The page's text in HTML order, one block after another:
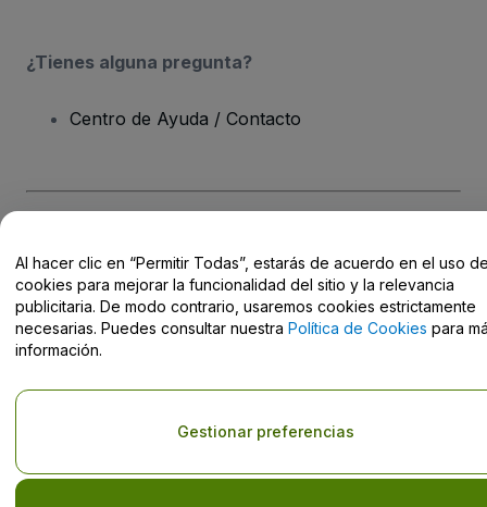
¿Tienes alguna pregunta?
Centro de Ayuda / Contacto
la Empresa
El uso de este sitio web constituye la aceptación de losTérminos y
Condiciones
, de la
Política de Cookies
y de laPolítica de Privacidad para Móviles
No compartir mi información personal ni tus opciones de
Al hacer clic en “Permitir Todas”, estarás de acuerdo en el uso
cookies para mejorar la funcionalidad del sitio y la relevancia
publicitaria. De modo contrario, usaremos cookies estrictamente
necesarias. Puedes consultar nuestra Política de Cookies para
información.
Gestionar preferencias